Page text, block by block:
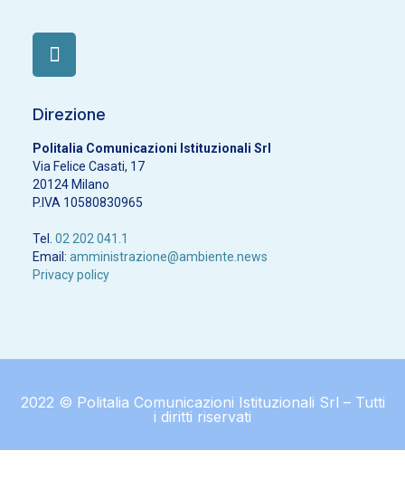
Direzione
Politalia Comunicazioni Istituzionali Srl
Via Felice Casati, 17
20124 Milano
P.IVA 10580830965
Tel. 02 202 041.1
Email: amministrazione@ambiente.news
Privacy policy
2022 © Politalia Comunicazioni Istituzionali Srl – Tutti
i diritti riservati